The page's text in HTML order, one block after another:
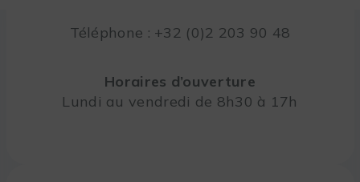
Téléphone : +32 (0)2 203 90 48
Horaires d’ouverture
Lundi au vendredi de 8h30 à 17h